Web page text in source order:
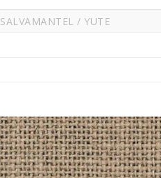
SALVAMANTEL / YUTE